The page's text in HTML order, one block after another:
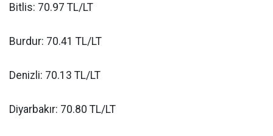
Bitlis: 70.97 TL/LT
Burdur: 70.41 TL/LT
Denizli: 70.13 TL/LT
Diyarbakır: 70.80 TL/LT